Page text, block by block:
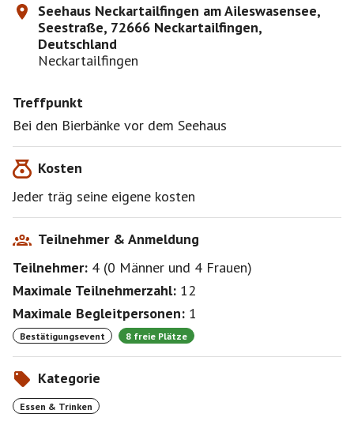
Seehaus Neckartailfingen am Aileswasensee,
Seestraße, 72666 Neckartailfingen,
Deutschland
Neckartailfingen
Treffpunkt
Bei den Bierbänke vor dem Seehaus
Kosten
Jeder träg seine eigene kosten
Teilnehmer & Anmeldung
Teilnehmer: 4 (0 Männer und 4 Frauen)
Maximale Teilnehmerzahl: 12
Maximale Begleitpersonen: 1
Bestätigungsevent 8 freie Plätze
Kategorie
Essen & Trinken